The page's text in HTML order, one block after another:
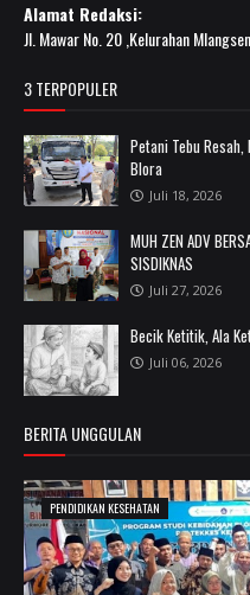
Alamat Redaksi:
Jl. Mawar No. 20 ,Kelurahan
3 TERPOPULER
Petani Tebu
Blora
Juli 18, 2026
MUH ZEN ADV
SISDIKNAS
Juli 27, 2026
Becik Ketitik, Ala
Juli 06, 2026
BERITA UNGGULAN
PENDIDIKAN KESEHATAN